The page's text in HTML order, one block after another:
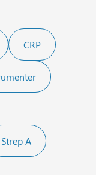
CRP
Strep A